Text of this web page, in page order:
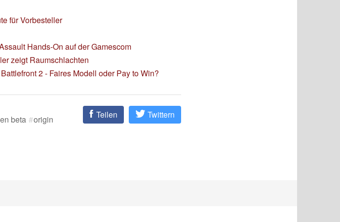
für Vorbesteller
Hands-On auf der Gamescom
zeigt Raumschlachten
2 - Faires Modell oder Pay to Win?
Teilen Twittern
beta
origin